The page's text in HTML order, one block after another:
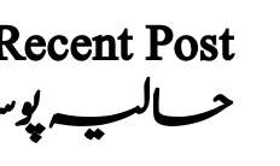
Post
حالیہ